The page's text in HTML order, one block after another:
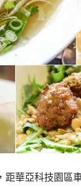
距華亞科技園區